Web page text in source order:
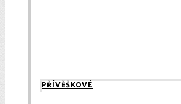
PŘÍVĚŠKOVÉ